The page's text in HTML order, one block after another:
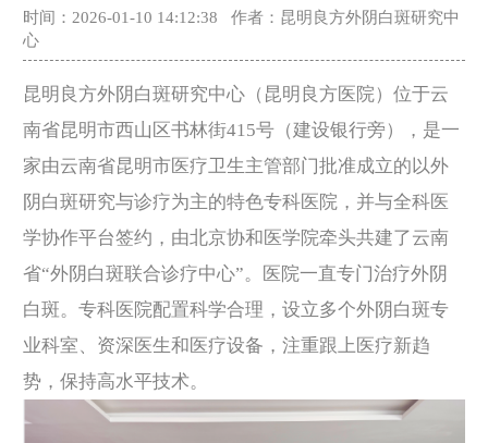
时间：2026-01-10 14:12:38
作者：昆明良方外阴白斑研究中
心
昆明良方外阴白斑研究中心（昆明良方医院）位于云
南省昆明市西山区书林街415号（建设银行旁），是一
家由云南省昆明市医疗卫生主管部门批准成立的以外
阴白斑研究与诊疗为主的特色专科医院，并与全科医
学协作平台签约，由北京协和医学院牵头共建了云南
省“外阴白斑联合诊疗中心”。医院一直专门治疗外阴
白斑。专科医院配置科学合理，设立多个外阴白斑专
业科室、资深医生和医疗设备，注重跟上医疗新趋
势，保持高水平技术。